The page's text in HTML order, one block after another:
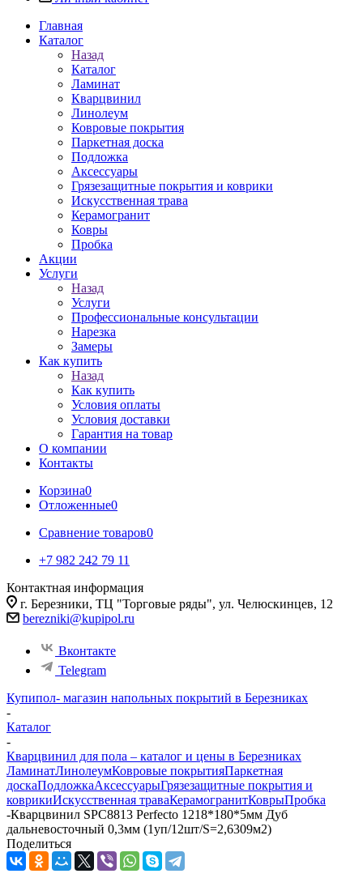
Главная
Каталог
Назад
Каталог
Ламинат
Кварцвинил
Линолеум
Ковровые покрытия
Паркетная доска
Подложка
Аксессуары
Грязезащитные покрытия и коврики
Искусственная трава
Керамогранит
Ковры
Пробка
Акции
Услуги
Назад
Услуги
Профессиональные консультации
Нарезка
Замеры
Как купить
Назад
Как купить
Условия оплаты
Условия доставки
Гарантия на товар
О компании
Контакты
Корзина0
Отложенные0
Сравнение товаров0
+7 982 242 79 11
Контактная информация
г. Березники, ТЦ "Торговые ряды", ул. Челюскинцев, 12
berezniki@kupipol.ru
Вконтакте
Telegram
Купипол- магазин напольных покрытий в Березниках
-
Каталог
-
Кварцвинил для пола – каталог и цены в Березниках
ЛаминатЛинолеумКовровые покрытияПаркетная
доскаПодложкаАксессуарыГрязезащитные покрытия и
коврикиИскусственная траваКерамогранитКоврыПробка
-Кварцвинил SPC8813 Perfecto 1218*180*5мм Дуб
дальневосточный 0,3мм (1уп/12шт/S=2,6309м2)
Поделиться